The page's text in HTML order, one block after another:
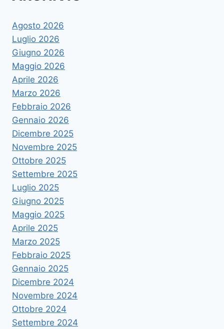
Agosto 2026
Luglio 2026
Giugno 2026
Maggio 2026
Aprile 2026
Marzo 2026
Febbraio 2026
Gennaio 2026
Dicembre 2025
Novembre 2025
Ottobre 2025
Settembre 2025
Luglio 2025
Giugno 2025
Maggio 2025
Aprile 2025
Marzo 2025
Febbraio 2025
Gennaio 2025
Dicembre 2024
Novembre 2024
Ottobre 2024
Settembre 2024